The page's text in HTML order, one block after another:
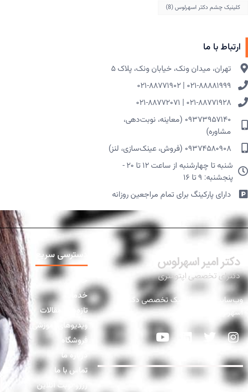
کلینیک چشم دکتر اسهرلوس(8)
ارتباط با ما
تهران، میدان ونک، خیابان ونک، پلاک ۵​
۰۲۱-۸۸۸۸۱۹۹۹ | ۰۲۱-۸۸۷۷۱۹۰۲
۰۲۱-۸۸۷۷۱۹۲۸ | ۰۲۱-۸۸۷۷۲۰۷۱
۰۹۳۷۳۹۵۷۱۴۰ (معاینه، نوبت‌دهی،
مشاوره)
۰۹۳۷۴۵۸۰۹۰۸ (فروش، عینک‌سازی، لنز)
شنبه تا چهارشنبه از ساعت ۱۲ تا ۲۰ -
پنجشنبه: ۹ تا ۱۶
دارای پارکینگ برای تمام مراجعین روزانه​
وب‌سایت رسمی کلینیک تخصصی دکتر
اسهرلوس
دسترسی سریع
خانه
خدمات
تازه‌ها و مقالات
ویدیوهای آموزشی
فروشگاه
درباره ما
تماس با ما
رزرو نوبت آنلاین